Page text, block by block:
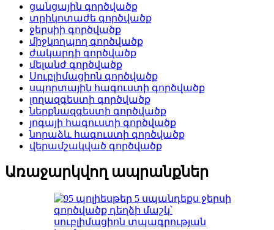
ցանցային գործվածք
տրիկոտաժե գործվածք
ջերսիի գործվածք
միջկողպող գործվածք
ժակարդի գործվածք
մելանժ գործվածք
Սուբլիմացիոն գործվածք
սպորտային հագուստի գործվածք
լողազգեստի գործվածք
ներքնազգեստի գործվածք
յոգայի հագուստի գործվածք
նորաձև հագուստի գործվածք
վերամշակված գործվածք
Առաջարկվող ապրանքներ